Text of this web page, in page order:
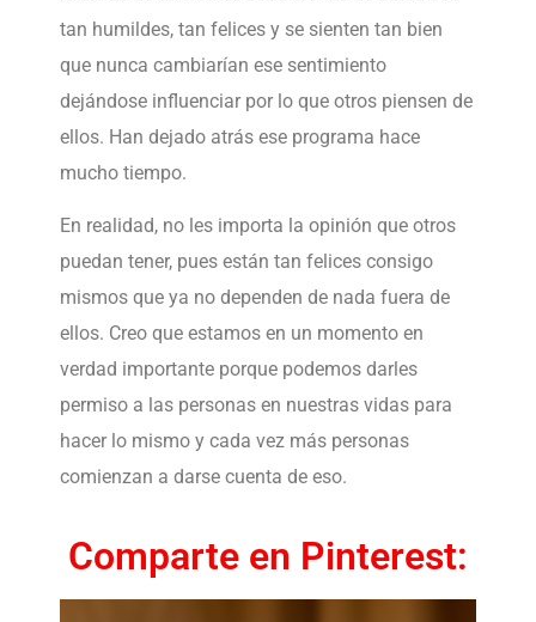
tan humildes, tan felices y se sienten tan bien
que nunca cambiarían ese sentimiento
dejándose influenciar por lo que otros piensen de
ellos. Han dejado atrás ese programa hace
mucho tiempo.
En realidad, no les importa la opinión que otros
puedan tener, pues están tan felices consigo
mismos que ya no dependen de nada fuera de
ellos. Creo que estamos en un momento en
verdad importante porque podemos darles
permiso a las personas en nuestras vidas para
hacer lo mismo y cada vez más personas
comienzan a darse cuenta de eso.
Comparte en Pinterest: